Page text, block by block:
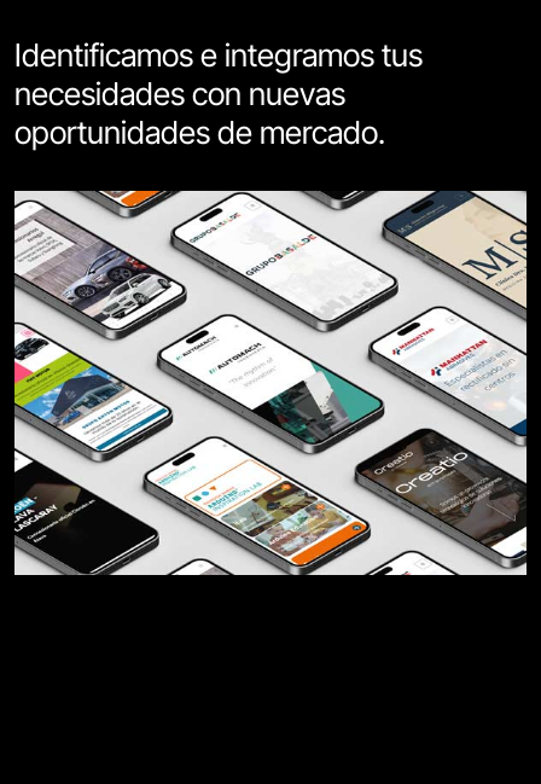
Identificamos e integramos tus
necesidades con nuevas
oportunidades de mercado.